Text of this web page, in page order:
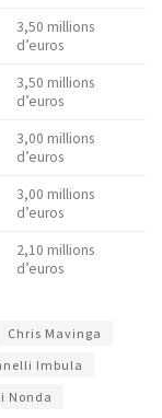
3,50 millions
d’euros
3,50 millions
d’euros
3,00 millions
d’euros
3,00 millions
d’euros
2,10 millions
d’euros
Chris Mavinga
Imbula
Nonda